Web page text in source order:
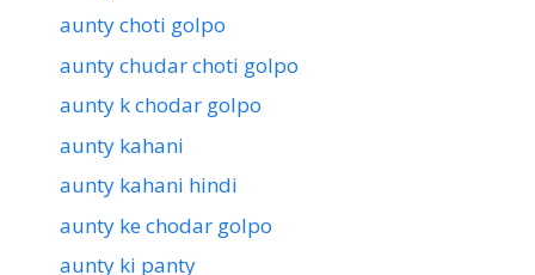
aunty choti golpo
aunty chudar choti golpo
aunty k chodar golpo
aunty kahani
aunty kahani hindi
aunty ke chodar golpo
aunty ki panty